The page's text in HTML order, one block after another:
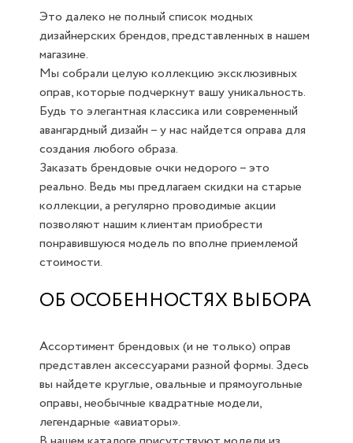
Это далеко не полный список модных
дизайнерских брендов, представленных в нашем
магазине.
Мы собрали целую коллекцию эксклюзивных
оправ, которые подчеркнут вашу уникальность.
Будь то элегантная классика или современный
авангардный дизайн – у нас найдется оправа для
создания любого образа.
Заказать брендовые очки недорого – это
реально. Ведь мы предлагаем скидки на старые
коллекции, а регулярно проводимые акции
позволяют нашим клиентам приобрести
понравившуюся модель по вполне приемлемой
стоимости.
ОБ ОСОБЕННОСТЯХ ВЫБОРА
Ассортимент брендовых (и не только) оправ
представлен аксессуарами разной формы. Здесь
вы найдете круглые, овальные и прямоугольные
оправы, необычные квадратные модели,
легендарные «авиаторы».